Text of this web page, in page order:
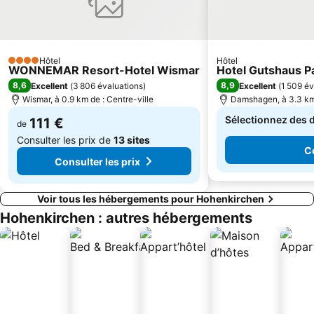
4 ÉtoilesHôtel
WONNEMAR Resort-Hotel Wismar
8,6 Excellent (3 806 évaluations)
Wismar, à 0.9 km de : Centre-ville
de 111 €
Consulter les prix de 13 sites
Consulter les prix
Hôtel
Hotel Gutshaus
8,9 Excellent (1 509
Damshagen, à 3.3
Sélectionnez des
Voir tous les hébergements pour Hohenkirchen
Hohenkirchen : autres hébergements